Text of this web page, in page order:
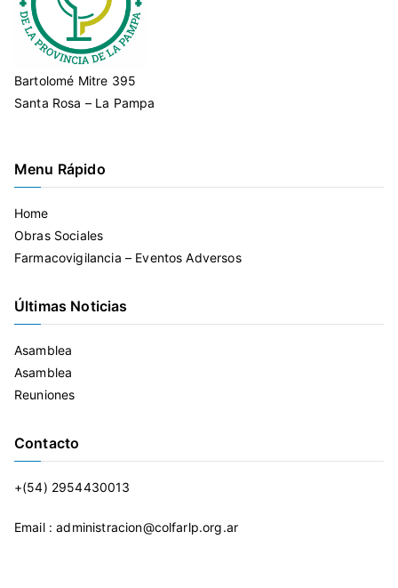
Bartolomé Mitre 395
Santa Rosa – La Pampa
Menu Rápido
Home
Obras Sociales
Farmacovigilancia – Eventos Adversos
Últimas Noticias
Asamblea
Asamblea
Reuniones
Contacto
+(54) 2954430013
Email : administracion@colfarlp.org.ar